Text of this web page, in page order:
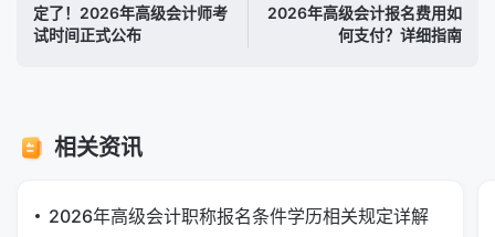
定了！2026年高级会计师考
试时间正式公布
2026年高级会计报名费用如
何支付？详细指南
相关资讯
2026年高级会计职称报名条件学历相关规定详解